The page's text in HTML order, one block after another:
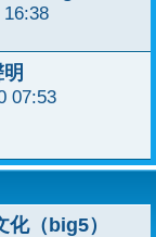
16:38
07:53
（big5）